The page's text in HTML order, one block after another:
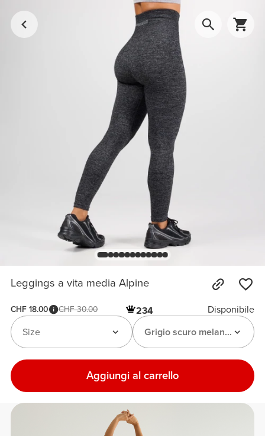
Leggings a vita media Alpine
CHF 18.00 CHF 30.00 234
Disponibile
Grigio scuro melange
Size
Aggiungi al carrello